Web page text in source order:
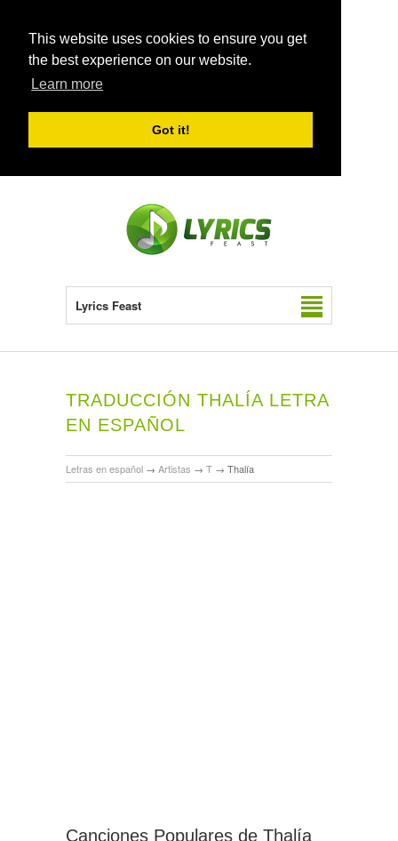
This website uses cookies to ensure you get
the best experience on our website.
Learn more
Got it!
Lyrics Feast
TRADUCCIÓN THALÍA LETRA
EN ESPAÑOL
Letras en español → Artistas → T → Thalía
Canciones Populares de Thalía